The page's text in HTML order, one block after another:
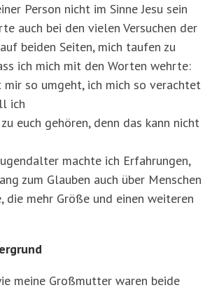
Person nicht im Sinne Jesu sein
auch bei den vielen Versuchen der
beiden Seiten, mich taufen zu
ich mich mit den Worten wehrte:
mir so umgeht, ich mich so verachtet
ich
euch gehören, denn das kann nicht
machte ich Erfahrungen,
zum Glauben auch über Menschen
die mehr Größe und einen weiteren
meine Großmutter waren beide